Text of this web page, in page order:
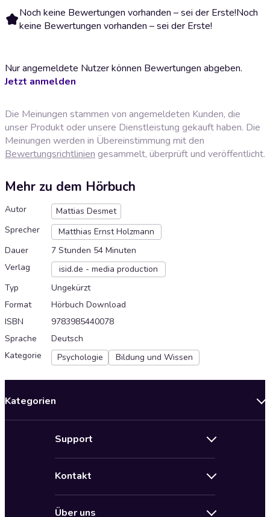
Noch keine Bewertungen vorhanden – sei der Erste!Noch
keine Bewertungen vorhanden – sei der Erste!
Nur angemeldete Nutzer können Bewertungen abgeben.
Jetzt anmelden
Die Meinungen stammen von angemeldeten Kunden, die
unser Produkt oder unsere Dienstleistung gekauft haben. Die
Meinungen werden in Übereinstimmung mit den
Bewertungsrichtlinien gesammelt, überprüft und veröffentlicht.
Mehr zu dem Hörbuch
Autor
Mattias Desmet
Sprecher
Matthias Ernst Holzmann
Dauer
7 Stunden 54 Minuten
Verlag
isid.de - media production
Typ
Ungekürzt
Format
Hörbuch Download
ISBN
9783985440078
Sprache
Deutsch
Kategorie
Psychologie Bildung und Wissen
Kategorien
Support
AGB für Audioteka Abo
Kontakt
Über uns